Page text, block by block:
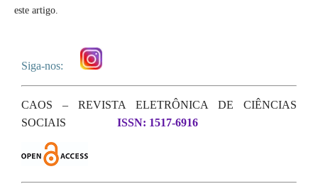
este artigo.
Siga-nos:
CAOS – REVISTA ELETRÔNICA DE CIÊNCIAS
SOCIAIS
ISSN: 1517-6916